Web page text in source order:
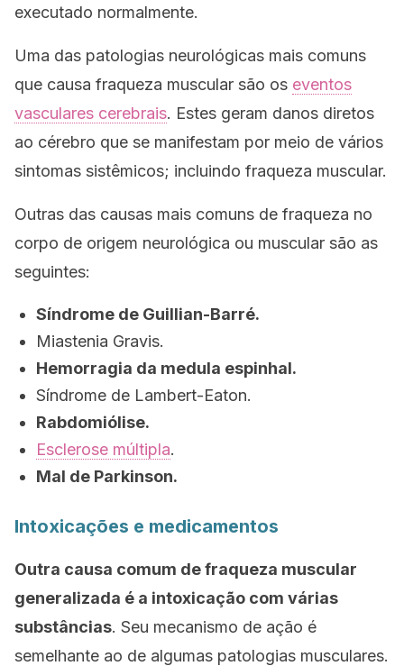
executado normalmente.
Uma das patologias neurológicas mais comuns
que causa fraqueza muscular são os eventos
vasculares cerebrais. Estes geram danos diretos
ao cérebro que se manifestam por meio de vários
sintomas sistêmicos; incluindo fraqueza muscular.
Outras das causas mais comuns de fraqueza no
corpo de origem neurológica ou muscular são as
seguintes:
Síndrome de Guillian-Barré.
Miastenia Gravis.
Hemorragia da medula espinhal.
Síndrome de Lambert-Eaton.
Rabdomiólise.
Esclerose múltipla.
Mal de Parkinson.
Intoxicações e medicamentos
Outra causa comum de fraqueza muscular
generalizada é a intoxicação com várias
substâncias. Seu mecanismo de ação é
semelhante ao de algumas patologias musculares.